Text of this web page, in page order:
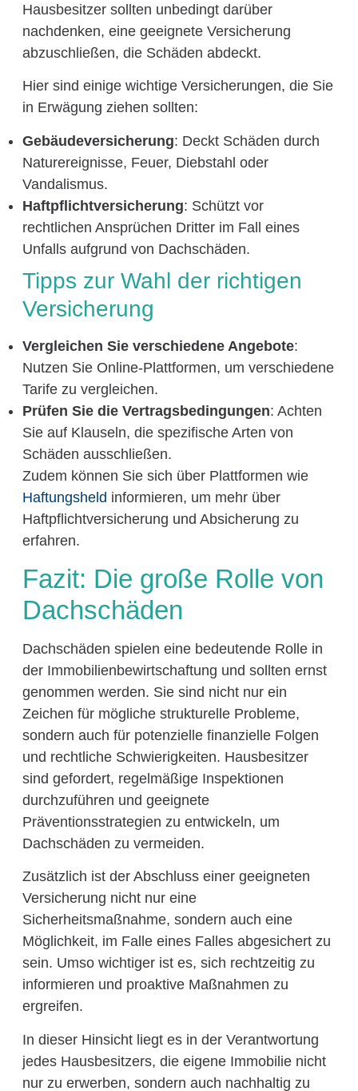
Hausbesitzer sollten unbedingt darüber
nachdenken, eine geeignete Versicherung
abzuschließen, die Schäden abdeckt.
Hier sind einige wichtige Versicherungen, die Sie
in Erwägung ziehen sollten:
Gebäudeversicherung: Deckt Schäden durch
Naturereignisse, Feuer, Diebstahl oder
Vandalismus.
Haftpflichtversicherung: Schützt vor
rechtlichen Ansprüchen Dritter im Fall eines
Unfalls aufgrund von Dachschäden.
Tipps zur Wahl der richtigen
Versicherung
Vergleichen Sie verschiedene Angebote:
Nutzen Sie Online-Plattformen, um verschiedene
Tarife zu vergleichen.
Prüfen Sie die Vertragsbedingungen: Achten
Sie auf Klauseln, die spezifische Arten von
Schäden ausschließen.
Zudem können Sie sich über Plattformen wie
Haftungsheld informieren, um mehr über
Haftpflichtversicherung und Absicherung zu
erfahren.
Fazit: Die große Rolle von
Dachschäden
Dachschäden spielen eine bedeutende Rolle in
der Immobilienbewirtschaftung und sollten ernst
genommen werden. Sie sind nicht nur ein
Zeichen für mögliche strukturelle Probleme,
sondern auch für potenzielle finanzielle Folgen
und rechtliche Schwierigkeiten. Hausbesitzer
sind gefordert, regelmäßige Inspektionen
durchzuführen und geeignete
Präventionsstrategien zu entwickeln, um
Dachschäden zu vermeiden.
Zusätzlich ist der Abschluss einer geeigneten
Versicherung nicht nur eine
Sicherheitsmaßnahme, sondern auch eine
Möglichkeit, im Falle eines Falles abgesichert zu
sein. Umso wichtiger ist es, sich rechtzeitig zu
informieren und proaktive Maßnahmen zu
ergreifen.
In dieser Hinsicht liegt es in der Verantwortung
jedes Hausbesitzers, die eigene Immobilie nicht
nur zu erwerben, sondern auch nachhaltig zu